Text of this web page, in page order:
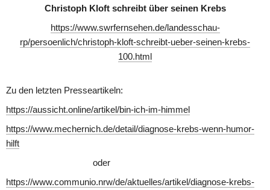
Christoph Kloft schreibt über seinen Krebs
https://www.swrfernsehen.de/landesschau-
rp/persoenlich/christoph-kloft-schreibt-ueber-seinen-krebs-
100.html
Zu den letzten Presseartikeln:
https://aussicht.online/artikel/bin-ich-im-himmel
https://www.mechernich.de/detail/diagnose-krebs-wenn-humor-
hilft
oder
https://www.communio.nrw/de/aktuelles/artikel/diagnose-krebs-